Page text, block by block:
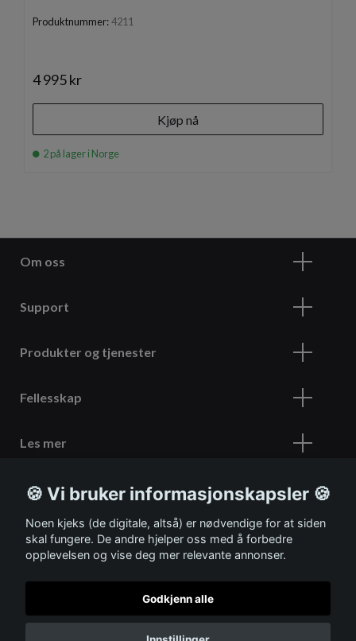
Produktnummer:4211
4 995 kr
Kjøp nå
2 på lager i Norge
Om oss
Support
Produkter og tjenester
Fellesskap
Les mer
Meld deg på vårt nyhetsbrev
© 2026 ITSHOP
🍪 Vi bruker informasjonskapsler 🍪
Noen kjeks (de digitale, altså) er nødvendige for at siden
skal fungere. De andre hjelper oss med å forbedre
opplevelsen og vise deg mer relevante annonser.
Godkjenn alle